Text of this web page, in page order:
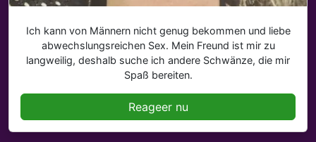
Ich kann von Männern nicht genug bekommen und liebe
abwechslungsreichen Sex. Mein Freund ist mir zu
langweilig, deshalb suche ich andere Schwänze, die mir
Spaß bereiten.
Reageer nu